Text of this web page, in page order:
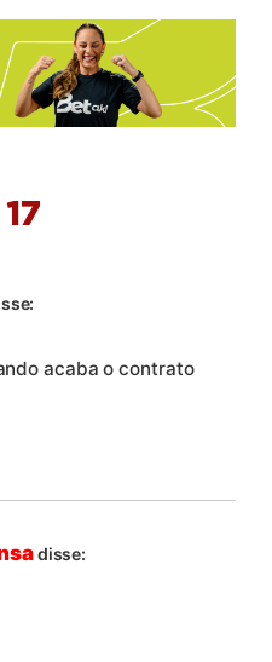
acaba o contrato
disse: